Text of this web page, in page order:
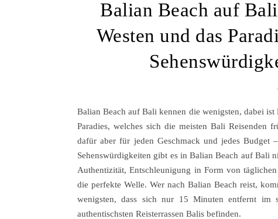
Balian Beach auf
Westen und das
Balian Beach auf Bali kennen die wenigsten, dabei
Paradies, welches sich die meisten Bali Reisenden
dafür aber für jeden Geschmack und jedes Budget
Sehenswürdigkeiten gibt es in Balian Beach auf Bali
Authentizität, Entschleunigung in Form von
die perfekte Welle. Wer nach Balian Beach reist,
wenigsten, dass sich nur 15 Minuten entfernt
authentischsten Reisterrassen Balis befinden.